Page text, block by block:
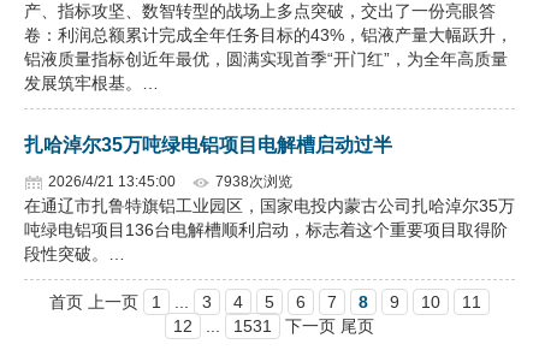
产、指标攻坚、数智转型的战场上多点突破，交出了一份亮眼答
卷：利润总额累计完成全年任务目标的43%，铝液产量大幅跃升，
铝液质量指标创近年最优，圆满实现首季“开门红”，为全年高质量
发展筑牢根基。…
扎哈淖尔35万吨绿电铝项目电解槽启动过半
2026/4/21 13:45:00 7938次浏览
在通辽市扎鲁特旗铝工业园区，国家电投内蒙古公司扎哈淖尔35万
吨绿电铝项目136台电解槽顺利启动，标志着这个重要项目取得阶
段性突破。…
首页 上一页 1 3 4 5 6 7 8 9 10
11
12
1531 下一页 尾页